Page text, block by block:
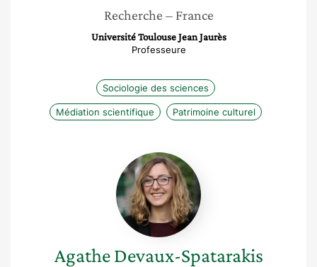
Recherche – France
Université Toulouse Jean Jaurès
Professeure
Sociologie des sciences
Médiation scientifique Patrimoine culturel
Agathe
Devaux-
Spatarakis
Agathe Devaux-Spatarakis